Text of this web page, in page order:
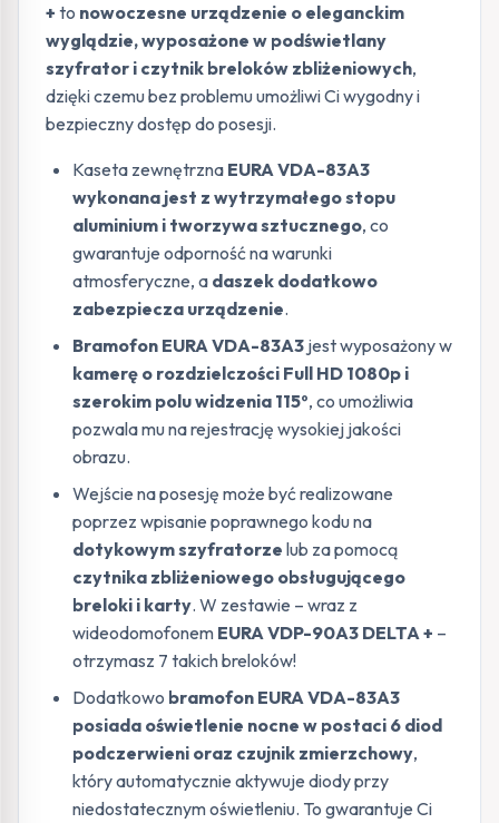
+ to nowoczesne urządzenie o eleganckim
wyglądzie, wyposażone w podświetlany
szyfrator i czytnik breloków zbliżeniowych,
dzięki czemu bez problemu umożliwi Ci wygodny i
bezpieczny dostęp do posesji.
Kaseta zewnętrzna EURA VDA-83A3
wykonana jest z wytrzymałego stopu
aluminium i tworzywa sztucznego, co
gwarantuje odporność na warunki
atmosferyczne, a daszek dodatkowo
zabezpiecza urządzenie.
Bramofon EURA VDA-83A3 jest wyposażony w
kamerę o rozdzielczości Full HD 1080p i
szerokim polu widzenia 115º, co umożliwia
pozwala mu na rejestrację wysokiej jakości
obrazu.
Wejście na posesję może być realizowane
poprzez wpisanie poprawnego kodu na
dotykowym szyfratorze lub za pomocą
czytnika zbliżeniowego obsługującego
breloki i karty. W zestawie – wraz z
wideodomofonem EURA VDP-90A3 DELTA + –
otrzymasz 7 takich breloków!
Dodatkowo bramofon EURA VDA-83A3
posiada oświetlenie nocne w postaci 6 diod
podczerwieni oraz czujnik zmierzchowy,
który automatycznie aktywuje diody przy
niedostatecznym oświetleniu. To gwarantuje Ci